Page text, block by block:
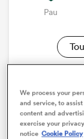
Pau
We process your
and service, to
content and
exercise your
notice Cookie Policy